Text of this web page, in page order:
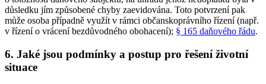
důsledku jím způsobené chyby zaevidována. Toto potvrzení pak
může osoba případně využít v rámci občanskoprávního řízení (např.
v řízení o vrácení bezdůvodného obohacení); § 165 daňového řádu.
6. Jaké jsou podmínky a postup pro řešení životní
situace